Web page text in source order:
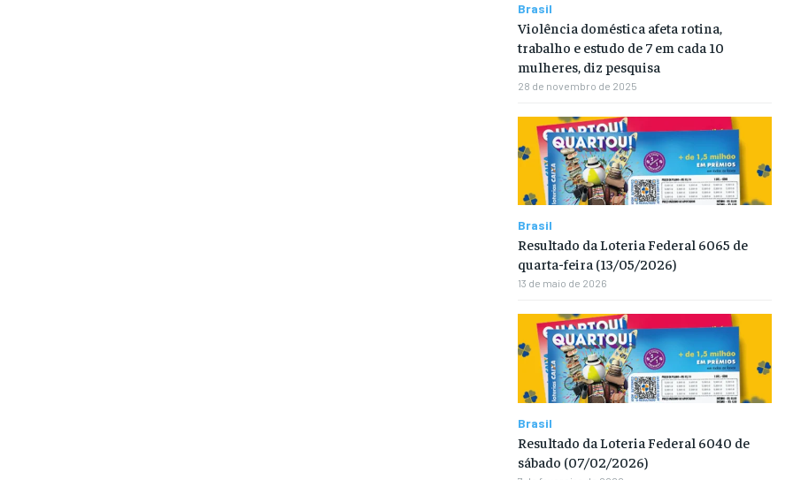
Brasil
Violência doméstica afeta rotina,
trabalho e estudo de 7 em cada 10
mulheres, diz pesquisa
28 de novembro de 2025
Brasil
Resultado da Loteria Federal 6065 de
quarta-feira (13/05/2026)
13 de maio de 2026
Brasil
Resultado da Loteria Federal 6040 de
sábado (07/02/2026)